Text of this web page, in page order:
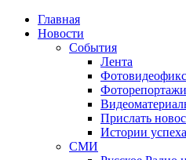
Главная
Новости
События
Лента
Фоторепортажи
Прислать
Истории успеха
СМИ